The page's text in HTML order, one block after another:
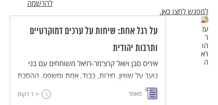
להרשמה
למפגש לחצו כאן.
עז
ר
הו
רא
ה
על רגל אחת: שיחות על ערכים דמוקרטיים
ותרבות יהודית
איריס סבן ויואל קרצ'מר-רזיאל משוחחים עם בני
נוער על שוויון, חירות, כבוד, אמת ומשפט. ההסכת
מיועד לשילוב בהוראה בחטיבת הביניים במקצועות
החברה והרוח, ויש בו חמישה עשר פרקים באורך
מאמר < 1 דקות